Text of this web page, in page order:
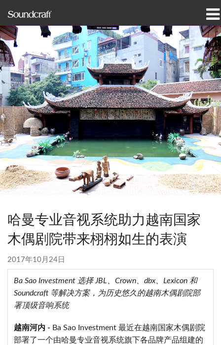
产品
案例研究和新闻
哪里购买
培训
支持
我们的历史
哈曼专业音视系统助力越南国家
木偶剧院带来栩栩如生的表演
2017年10月24日
Ba Sao Investment 选择JBL、 Crown、 dbx、 Lexicon 和
Soundcraft 等解决方案，为历史悠久的越南木偶剧院部
署顶级音响系统
越南河内 - Ba Sao Investment 最近在越南国家木偶剧院
部署了一个由哈曼专业音视系统旗下各品牌产品组建的